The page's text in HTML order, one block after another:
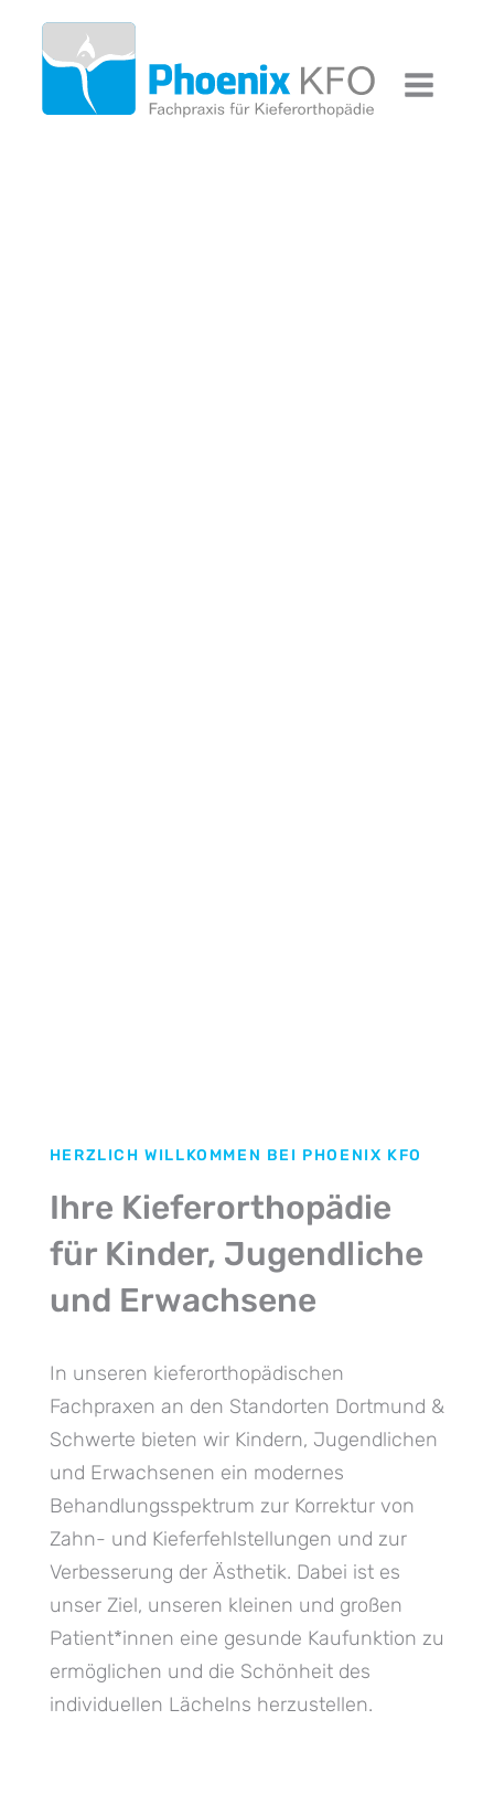
HERZLICH WILLKOMMEN BEI PHOENIX KFO
Ihre Kieferorthopädie
für Kinder, Jugendliche
und Erwachsene
In unseren kieferorthopädischen
Fachpraxen an den Standorten Dortmund &
Schwerte bieten wir Kindern, Jugendlichen
und Erwachsenen ein modernes
Behandlungsspektrum zur Korrektur von
Zahn- und Kieferfehlstellungen und zur
Verbesserung der Ästhetik. Dabei ist es
unser Ziel, unseren kleinen und großen
Patient*innen eine gesunde Kaufunktion zu
ermöglichen und die Schönheit des
individuellen Lächelns herzustellen.